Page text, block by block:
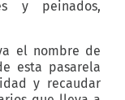
y peinados,
el nombre de
esta pasarela
y recaudar